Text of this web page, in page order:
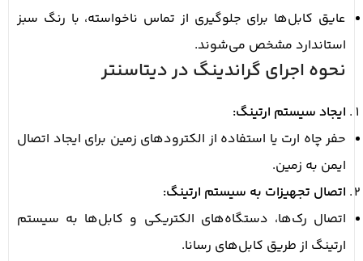
عایق کابل‌ها برای جلوگیری از تماس ناخواسته، با رنگ سبز
استاندارد مشخص می‌شوند.
نحوه اجرای گراندینگ در دیتاسنتر
ایجاد سیستم ارتینگ:
حفر چاه ارت یا استفاده از الکترودهای زمین برای ایجاد اتصال
ایمن به زمین.
اتصال تجهیزات به سیستم ارتینگ:
اتصال رک‌ها، دستگاه‌های الکتریکی و کابل‌ها به سیستم
ارتینگ از طریق کابل‌های رسانا.